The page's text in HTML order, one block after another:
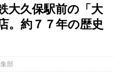
大久保駅前の「大
。約７７年の歴史
部